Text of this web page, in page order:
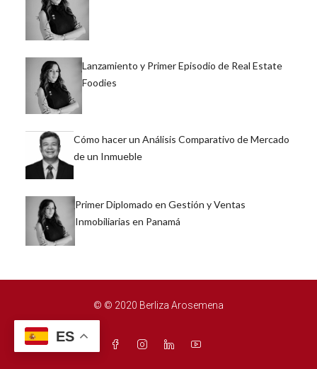
Lanzamiento y Primer Episodio de Real Estate
Foodies
Cómo hacer un Análisis Comparativo de Mercado
de un Inmueble
Primer Diplomado en Gestión y Ventas
Inmobiliarias en Panamá
© © 2020 Berliza Arosemena
ES